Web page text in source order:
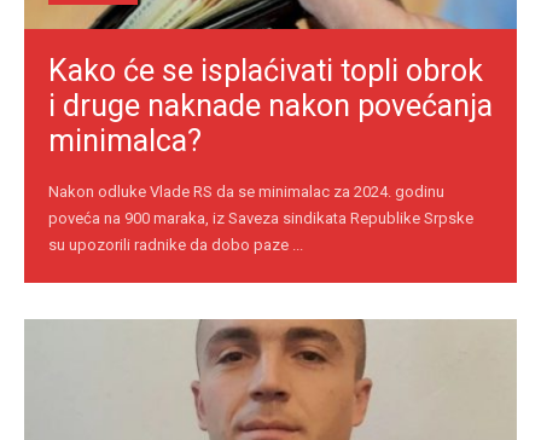
Kako će se isplaćivati topli obrok
i druge naknade nakon povećanja
minimalca?
Nakon odluke Vlade RS da se minimalac za 2024. godinu
poveća na 900 maraka, iz Saveza sindikata Republike Srpske
su upozorili radnike da dobo paze ...